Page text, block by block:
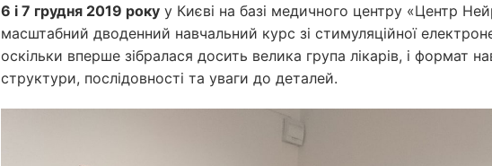
6 і 7 грудня 2019 року у Києві на базі медичного центру «Центр
масштабний дводенний навчальний курс зі стимуляційної
оскільки вперше зібралася досить велика група лікарів, і формат
структури, послідовності та уваги до деталей.